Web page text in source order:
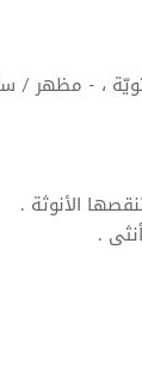
، - مظهر
الأنوثة .
.